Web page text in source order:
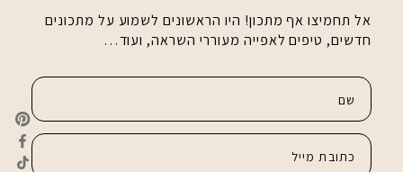
אל תחמיצו אף מתכון! היו הראשונים לשמוע על מתכונים
חדשים, טיפים לאפייה מעוררי השראה, ועוד…